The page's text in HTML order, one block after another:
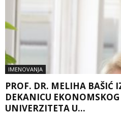
IMENOVANJA
PROF. DR. MELIHA BAŠIĆ
DEKANICU
UNIVERZITETA U...